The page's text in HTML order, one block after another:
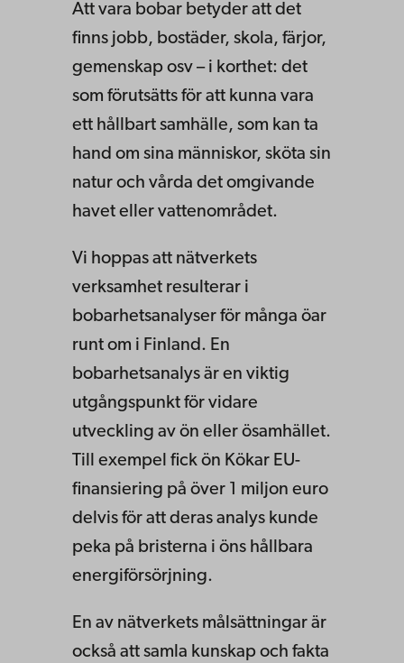
Att vara bobar betyder att det
finns jobb, bostäder, skola, färjor,
gemenskap osv – i korthet: det
som förutsätts för att kunna vara
ett hållbart samhälle, som kan ta
hand om sina människor, sköta sin
natur och vårda det omgivande
havet eller vattenområdet.
Vi hoppas att nätverkets
verksamhet resulterar i
bobarhetsanalyser för många öar
runt om i Finland. En
bobarhetsanalys är en viktig
utgångspunkt för vidare
utveckling av ön eller ösamhället.
Till exempel fick ön Kökar EU-
finansiering på över 1 miljon euro
delvis för att deras analys kunde
peka på bristerna i öns hållbara
energiförsörjning.
En av nätverkets målsättningar är
också att samla kunskap och fakta